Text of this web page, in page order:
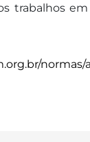
trabalhos
arquivos/